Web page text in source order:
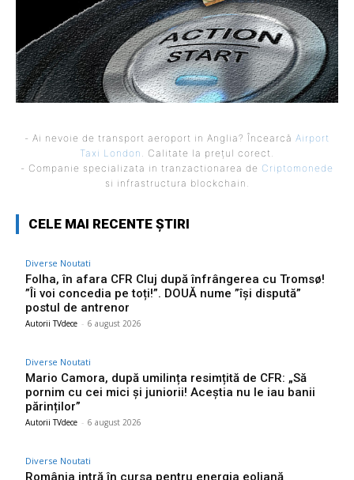
- Ai nevoie de transport aeroport in Anglia? Încearcă Airport
Taxi London
. Calitate la prețul corect.
- Companie specializata in tranzactionarea de Criptomonede
si infrastructura blockchain.
CELE MAI RECENTE ȘTIRI
Diverse Noutati
Folha, în afara CFR Cluj după înfrângerea cu Tromsø!
”Îi voi concedia pe toți!”. DOUĂ nume ”își dispută”
postul de antrenor
Autorii TVdece - 6 august 2026
Diverse Noutati
Mario Camora, după umilința resimțită de CFR: „Să
pornim cu cei mici și juniorii! Aceștia nu le iau banii
părinților”
Autorii TVdece - 6 august 2026
Diverse Noutati
România intră în cursa pentru energia eoliană